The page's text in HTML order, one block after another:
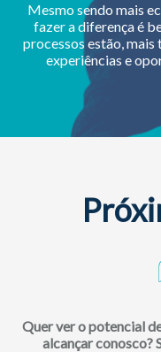
Mesmo sendo mais
fazer a diferença é
processos estão, mais
experiências e
Quer ver o potencial
alcançar